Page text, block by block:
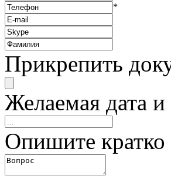
*
Прикрепить
Желаемая дата
Опишите